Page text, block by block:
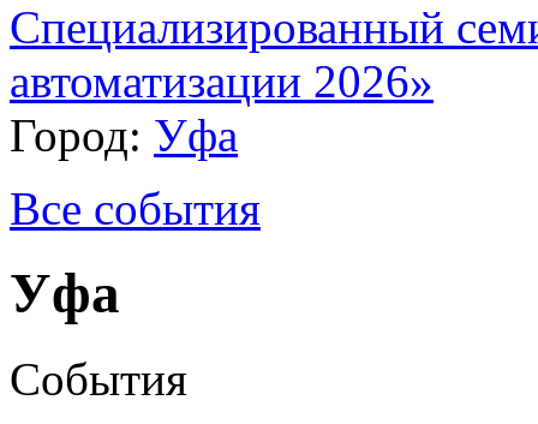
Специализированный
автоматизации 2026»
Город: Уфа
Все события
Уфа
События